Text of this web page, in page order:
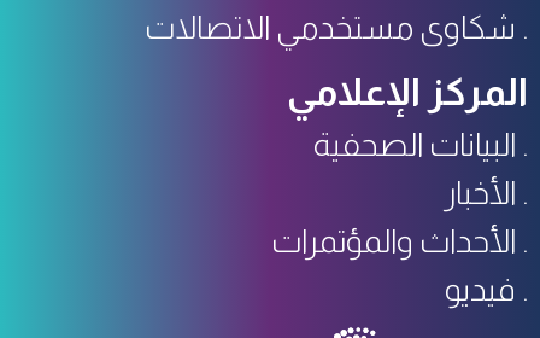
شكاوى مستخدمي الاتصالات
المركز الإعلامي
البيانات الصحفية
الأخبار
الأحداث والمؤتمرات
فيديو